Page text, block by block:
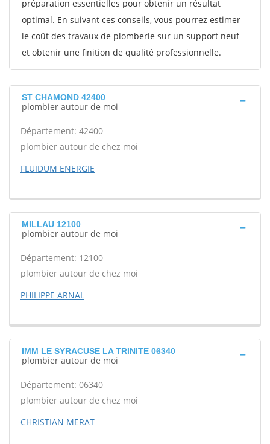
préparation essentielles pour obtenir un résultat
optimal. En suivant ces conseils, vous pourrez estimer
le coût des travaux de plomberie sur un support neuf
et obtenir une finition de qualité professionnelle.
ST CHAMOND 42400
plombier autour de moi
Département: 42400
plombier autour de chez moi
FLUIDUM ENERGIE
MILLAU 12100
plombier autour de moi
Département: 12100
plombier autour de chez moi
PHILIPPE ARNAL
IMM LE SYRACUSE LA TRINITE 06340
plombier autour de moi
Département: 06340
plombier autour de chez moi
CHRISTIAN MERAT